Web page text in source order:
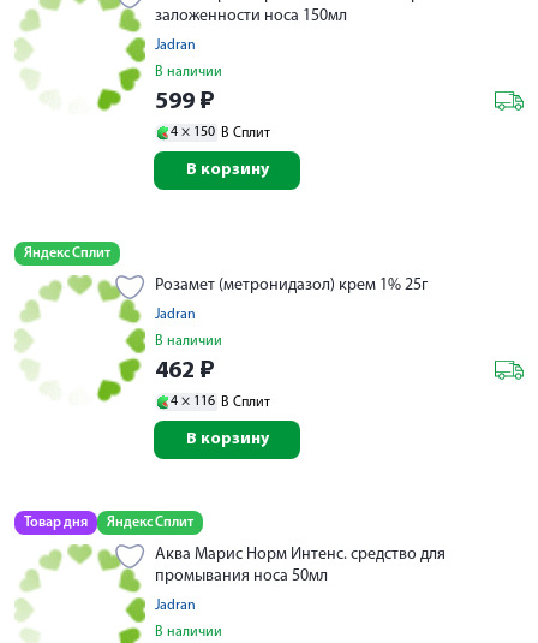
заложенности носа 150мл
Jadran
В наличии
599 ₽
4 × 150 В Сплит
В корзину
Яндекс Сплит
Розамет (метронидазол) крем 1% 25г
Jadran
В наличии
462 ₽
4 × 116 В Сплит
В корзину
Товар дня Яндекс Сплит
Аква Марис Норм Интенс. средство для
промывания носа 50мл
Jadran
В наличии